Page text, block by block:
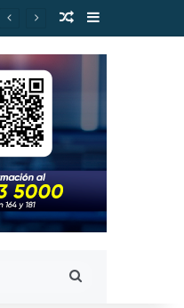
Publicación al
Barra lateral